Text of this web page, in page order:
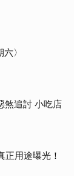
〉
煞追討 小吃店
用途曝光！